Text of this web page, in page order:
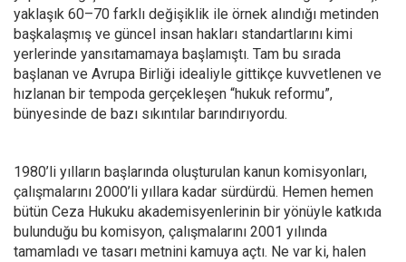
yaklaşık 60–70 farklı değişiklik ile örnek alındığı metinden
başkalaşmış ve güncel insan hakları standartlarını kimi
yerlerinde yansıtamamaya başlamıştı. Tam bu sırada
başlanan ve Avrupa Birliği idealiyle gittikçe kuvvetlenen ve
hızlanan bir tempoda gerçekleşen “hukuk reformu”,
bünyesinde de bazı sıkıntılar barındırıyordu.
1980’li yılların başlarında oluşturulan kanun komisyonları,
çalışmalarını 2000’li yıllara kadar sürdürdü. Hemen hemen
bütün Ceza Hukuku akademisyenlerinin bir yönüyle katkıda
bulunduğu bu komisyon, çalışmalarını 2001 yılında
tamamladı ve tasarı metnini kamuya açtı. Ne var ki, halen